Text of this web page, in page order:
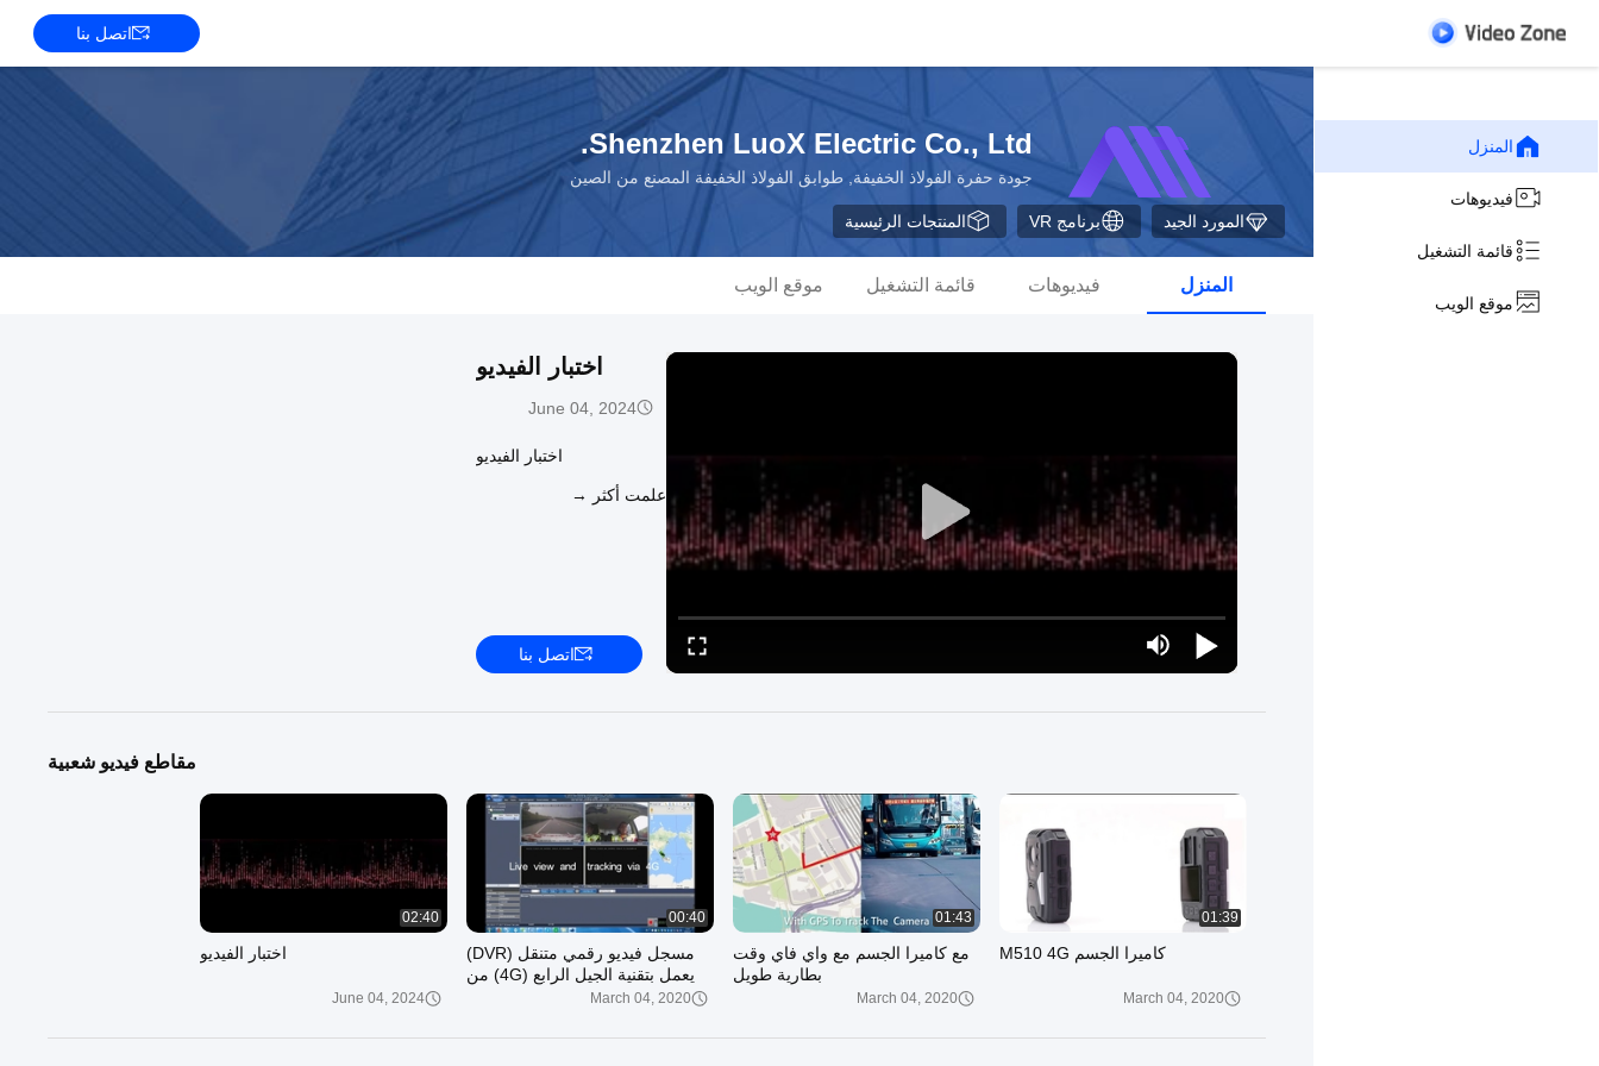
اتصل بنا
المنزل
فيديوهات
قائمة التشغيل
موقع الويب
Shenzhen LuoX Electric Co., Ltd.
جودة حفرة الفولاذ الخفيفة, طوابق الفولاذ الخفيفة المصنع من الصين
المورد الجيد برنامج VR المنتجات الرئيسية
المنزل فيديوهات قائمة التشغيل موقع الويب
اختبار الفيديو
June 04, 2024
اختبار الفيديو
علمت أكثر →
اتصل بنا
مقاطع فيديو شعبية
01:39
كاميرا الجسم M510 4G
March 04, 2020
01:43
مع كاميرا الجسم مع واي فاي وقت
بطارية طويل
March 04, 2020
00:40
مسجل فيديو رقمي متنقل (DVR)
يعمل بتقنية الجيل الرابع (4G) من
الشركة المصنعة RECODA
March 04, 2020
02:40
اختبار الفيديو
June 04, 2024